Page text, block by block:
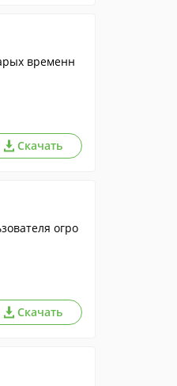
временн
Скачать
огро
Скачать